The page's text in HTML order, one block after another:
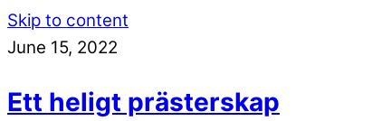
Skip to content
June 15, 2022
Ett heligt prästerskap